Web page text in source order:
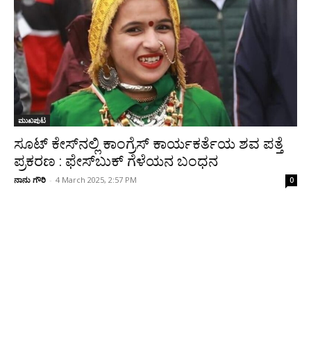
ಮುಖಪುಟ
ಸೂಟ್‌ ಕೇಸ್‌ನಲ್ಲಿ ಕಾಂಗ್ರೆಸ್ ಕಾರ್ಯಕರ್ತೆಯ ಶವ ಪತ್ತೆ
ಪ್ರಕರಣ : ಫೇಸ್‌ಬುಕ್‌ ಗೆಳೆಯನ ಬಂಧನ
ನಾನು ಗೌರಿ - 4 March 2025, 2:57 PM 0